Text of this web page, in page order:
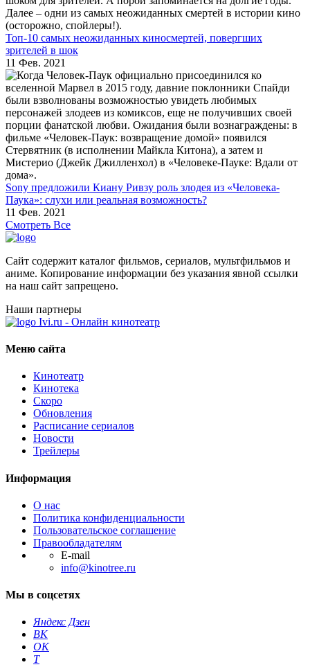
Топ-10 самых неожиданных киносмертей, повергших
зрителей в шок
11 Фев. 2021
Sony предложили Киану Ривзу роль злодея из «Человека-
Паука»: слухи или реальная возможность?
11 Фев. 2021
Смотреть Все
Сайт содержит каталог фильмов, сериалов, мультфильмов и
аниме. Копирование информации без указания явной ссылки
на наш сайт запрещено.
Наши партнеры
Ivi.ru - Онлайн кинотеатр
Меню сайта
Кинотеатр
Кинотека
Скоро
Обновления
Расписание сериалов
Новости
Трейлеры
Информация
О нас
Политика конфиденциальности
Пользовательское соглашение
Правообладателям
E-mail
info@kinotree.ru
Мы в соцсетях
Яндекс Дзен
ВК
ОК
T